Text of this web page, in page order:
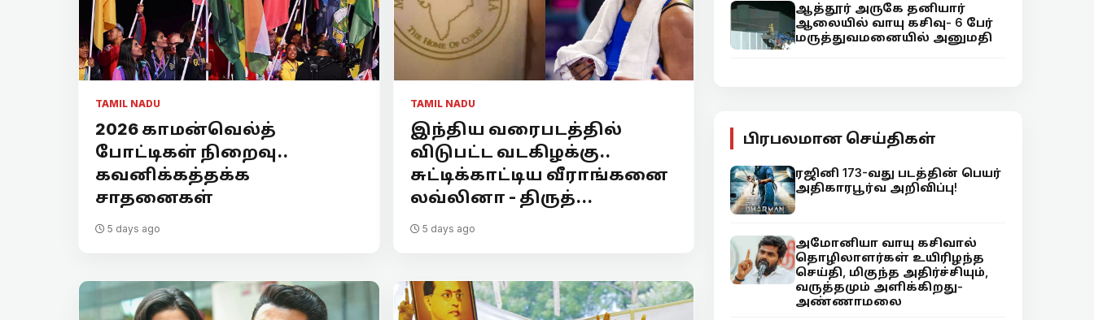
TAMIL NADU
2026 காமன்வெல்த்
போட்டிகள் நிறைவு..
கவனிக்கத்தக்க
சாதனைகள்
5 days ago
TAMIL NADU
இந்திய வரைபடத்தில்
விடுபட்ட வடகிழக்கு..
சுட்டிக்காட்டிய வீராங்கனை
லவ்லினா - திருத்...
5 days ago
ஆத்தூர் அருகே தனியார்
ஆலையில் வாயு கசிவு- 6 பேர்
மருத்துவமனையில் அனுமதி
பிரபலமான செய்திகள்
ரஜினி 173-வது படத்தின் பெயர்
அதிகாரபூர்வ அறிவிப்பு!
அமோனியா வாயு கசிவால்
தொழிலாளர்கள் உயிரிழந்த
செய்தி, மிகுந்த அதிர்ச்சியும்,
வருத்தமும் அளிக்கிறது-
அண்ணாமலை